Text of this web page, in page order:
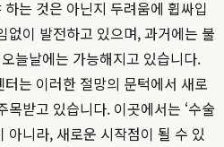
는 것은 아닌지 두려움에 휩싸입
없이 발전하고 있으며, 과거에는 불
늘날에는 가능해지고 있습니다.
터는 이러한 절망의 문턱에서 새로
받고 있습니다. 이곳에서는 ‘수술
아니라, 새로운 시작점이 될 수 있